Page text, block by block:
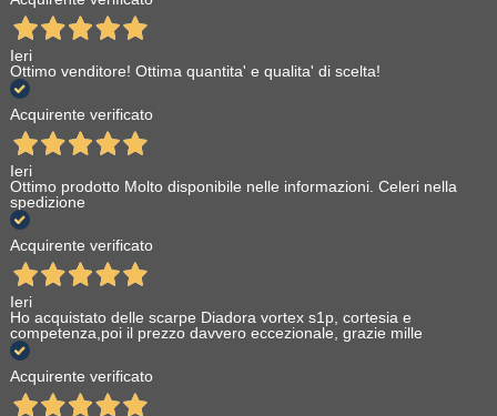
Ieri
Ottimo venditore! Ottima quantita' e qualita' di scelta!
Acquirente verificato
Ieri
Ottimo prodotto Molto disponibile nelle informazioni. Celeri nella
spedizione
Acquirente verificato
Ieri
Ho acquistato delle scarpe Diadora vortex s1p, cortesia e
competenza,poi il prezzo davvero eccezionale, grazie mille
Acquirente verificato